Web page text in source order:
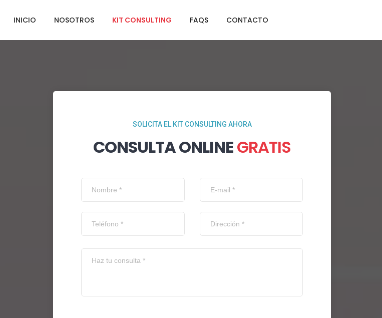
INICIO NOSOTROS KIT CONSULTING FAQS CONTACTO
SOLICITA EL KIT CONSULTING AHORA
CONSULTA ONLINEGRATIS